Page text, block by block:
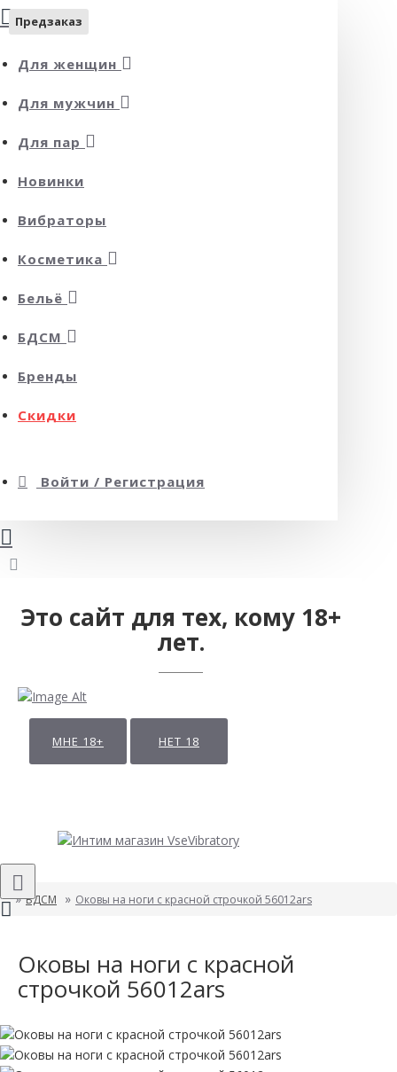
Для женщин
Для мужчин
Для пар
Новинки
Вибраторы
Косметика
Бельё
БДСМ
Бренды
Скидки
Войти / Регистрация
Это сайт для тех, кому 18+
лет.
МНЕ 18+ НЕТ 18
БДСМ Оковы на ноги с красной строчкой 56012ars
Оковы на ноги с красной
строчкой 56012ars
Предзаказ